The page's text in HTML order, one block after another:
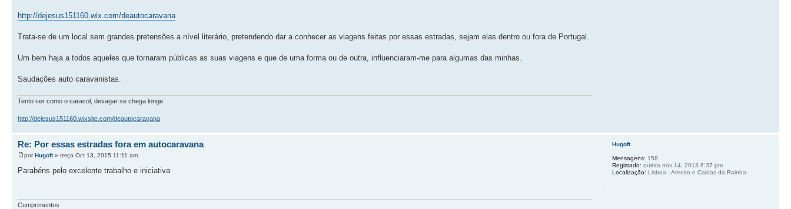
http://dejesus151160.wix.com/deautocaravana
Trata-se de um local sem grandes pretensões a nível literário, pretendendo dar a conhecer as viagens feitas por essas estradas, sejam elas dentro ou fora de Portugal.
Um bem haja a todos aqueles que tornaram públicas as suas viagens e que de uma forma ou de outra, influenciaram-me para algumas das minhas.
Saudações auto caravanistas.
Tento ser como o caracol, devagar se chega longe
http://dejesus151160.wixsite.com/deautocaravana
Re: Por essas estradas fora em autocaravana
porHugoft» terça Oct 13, 2015 11:11 am
Parabéns pelo excelente trabalho e iniciativa
Cumprimentos
Hugoft
Mensagens: 158
Registado: quinta nov 14, 2013 6:37 pm
Localização: Lisboa - Areeiro e Caldas da Rainha